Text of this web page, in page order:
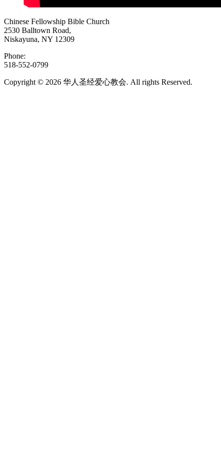
Chinese Fellowship Bible Church
2530 Balltown Road,
Niskayuna, NY 12309
Phone:
518-552-0799
Copyright © 2026 华人圣经爱心教会. All rights Reserved.